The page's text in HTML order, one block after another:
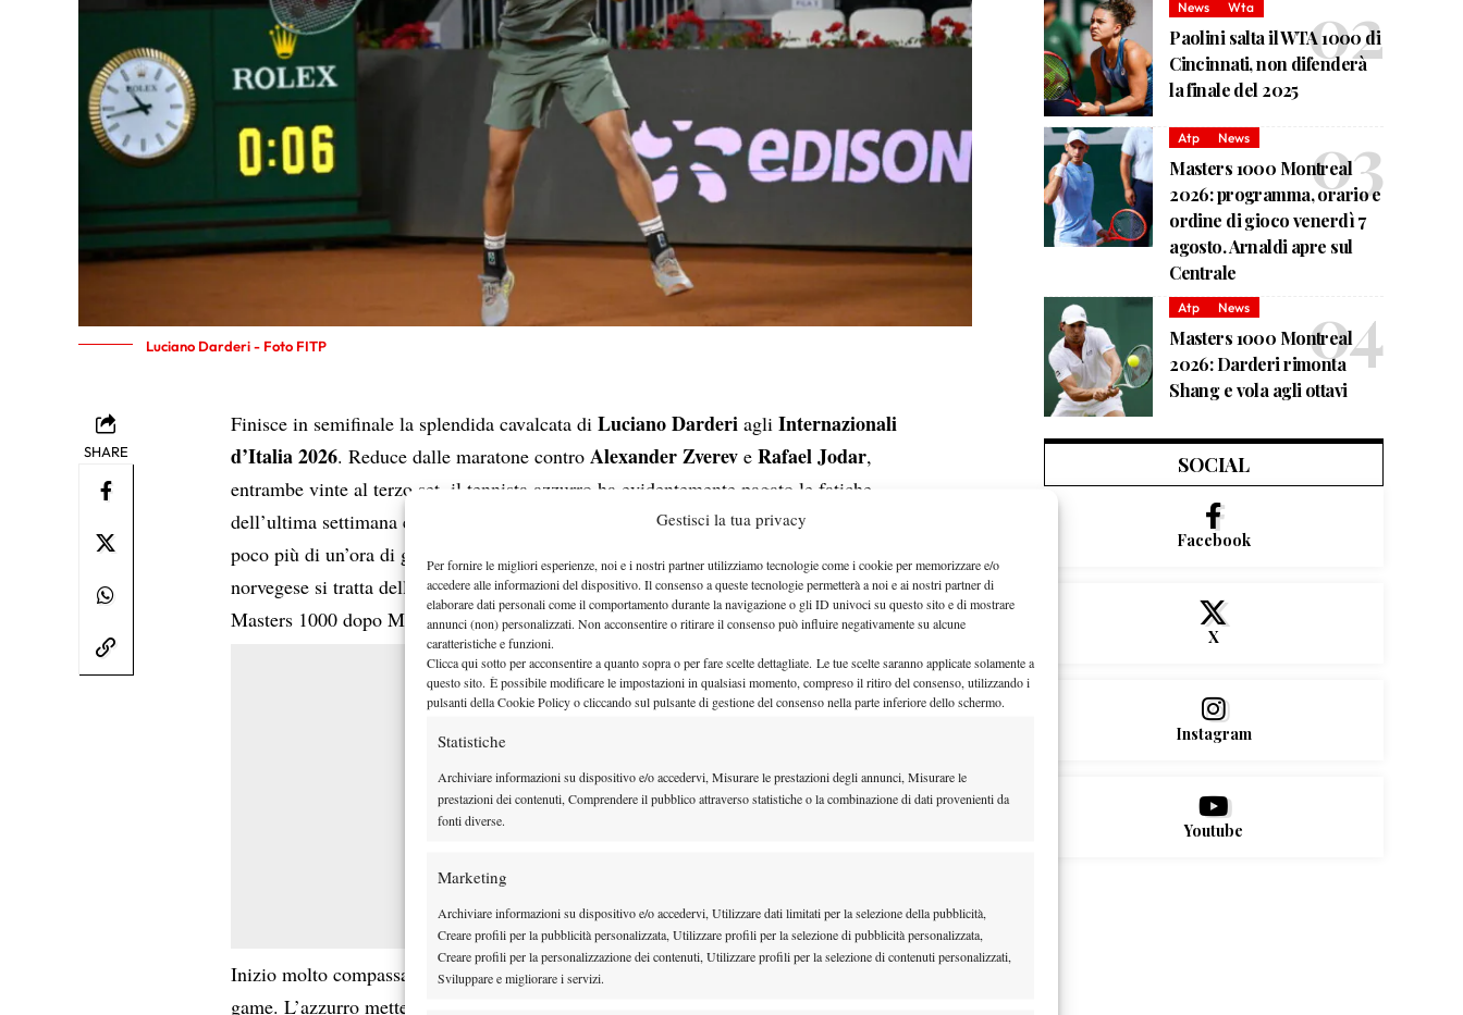
Gestisci la tua privacy
Per fornire le migliori esperienze, noi e i nostri partner utilizziamo tecnologie come i cookie per memorizzare e/o
accedere alle informazioni del dispositivo. Il consenso a queste tecnologie permetterà a noi e ai nostri partner di
elaborare dati personali come il comportamento durante la navigazione o gli ID univoci su questo sito e di mostrare
annunci (non) personalizzati. Non acconsentire o ritirare il consenso può influire negativamente su alcune
caratteristiche e funzioni.
Clicca qui sotto per acconsentire a quanto sopra o per fare scelte dettagliate. Le tue scelte saranno applicate solamente a
questo sito. È possibile modificare le impostazioni in qualsiasi momento, compreso il ritiro del consenso, utilizzando i
pulsanti della Cookie Policy o cliccando sul pulsante di gestione del consenso nella parte inferiore dello schermo.
Statistiche
Archiviare informazioni su dispositivo e/o accedervi, Misurare le prestazioni degli annunci, Misurare le
prestazioni dei contenuti, Comprendere il pubblico attraverso statistiche o la combinazione di dati provenienti da
fonti diverse.
Marketing
Archiviare informazioni su dispositivo e/o accedervi, Utilizzare dati limitati per la selezione della pubblicità,
Creare profili per la pubblicità personalizzata, Utilizzare profili per la selezione di pubblicità personalizzata,
Creare profili per la personalizzazione dei contenuti, Utilizzare profili per la selezione di contenuti personalizzati,
Sviluppare e migliorare i servizi.
Luciano Darderi - Foto FITP
SHARE
Finisce in semifinale la splendida cavalcata diLuciano Darderi agliInternazionali
d’Italia 2026. Reduce dalle maratone contro Alexander Zverev eRafael Jodar,
entrambe vinte al terzo set, il tennista azzurro ha evidentemente pagato le fatiche
dell’ultima settimana e si è arreso a
con il punteggio di 6-1 6-1 dopo
poco più di un’ora di gioco senza riuscire ad esprimersi al suo livello. Per il
norvegese si tratta della 27ª finale raggiunta nel circuito maggiore, la quarta in un
Masters 1000 dopo Miami 2022, Montecarlo 2024 e Madrid 2025.
Inizio molto compassato da parte di Darderi che perde subito la battuta nel secondo
game. L’azzurro mette a segno il controbreak ma non riesce a pareggiare i conti e
News Wta
Paolini salta il WTA 1000 di
Cincinnati, non difenderà
la finale del 2025
Atp News
Masters 1000 Montreal
2026: programma, orario e
ordine di gioco venerdì 7
agosto. Arnaldi apre sul
Centrale
Atp News
Masters 1000 Montreal
2026: Darderi rimonta
Shang e vola agli ottavi
SOCIAL
Facebook
X
Instagram
Youtube